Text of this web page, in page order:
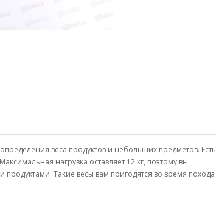
веса продуктов и небольших предметов. Есть
нагрузка оставляет 12 кг, поэтому вы
продуктами. Такие весы вам пригодятся во время похода